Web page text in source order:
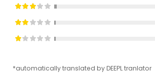
*automatically translated by DEEPL tranlator